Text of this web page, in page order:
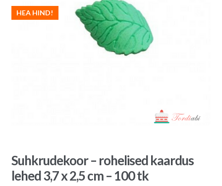
HEA HIND!
Suhkrudekoor – rohelised kaardus
lehed 3,7 x 2,5 cm – 100 tk